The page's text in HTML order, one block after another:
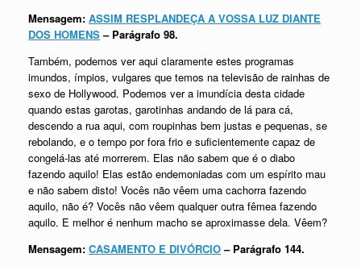
Mensagem: ASSIM RESPLANDEÇA A VOSSA LUZ DIANTE
DOS HOMENS– Parágrafo 98.
Também, podemos ver aqui claramente estes programas
imundos, ímpios, vulgares que temos na televisão de rainhas de
sexo de Hollywood. Podemos ver a imundícia desta cidade
quando estas garotas, garotinhas andando de lá para cá,
descendo a rua aqui, com roupinhas bem justas e pequenas, se
rebolando, e o tempo por fora frio e suficientemente capaz de
congelá-las até morrerem. Elas não sabem que é o diabo
fazendo aquilo! Elas estão endemoniadas com um espírito mau
e não sabem disto! Vocês não vêem uma cachorra fazendo
aquilo, não é? Vocês não vêem qualquer outra fêmea fazendo
aquilo. E melhor é nenhum macho se aproximasse dela. Vêem?
Mensagem: CASAMENTO E DIVÓRCIO– Parágrafo 144.